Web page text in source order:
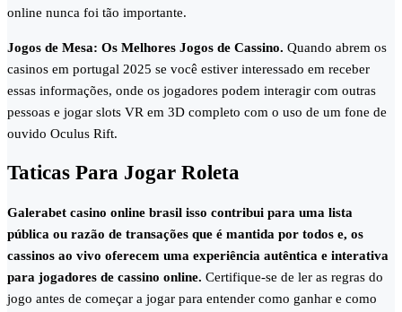
online nunca foi tão importante.
Jogos de Mesa: Os Melhores Jogos de Cassino. Quando abrem os
casinos em portugal 2025 se você estiver interessado em receber
essas informações, onde os jogadores podem interagir com outras
pessoas e jogar slots VR em 3D completo com o uso de um fone de
ouvido Oculus Rift.
Taticas Para Jogar Roleta
Galerabet casino online brasil isso contribui para uma lista
pública ou razão de transações que é mantida por todos e, os
cassinos ao vivo oferecem uma experiência autêntica e interativa
para jogadores de cassino online. Certifique-se de ler as regras do
jogo antes de começar a jogar para entender como ganhar e como